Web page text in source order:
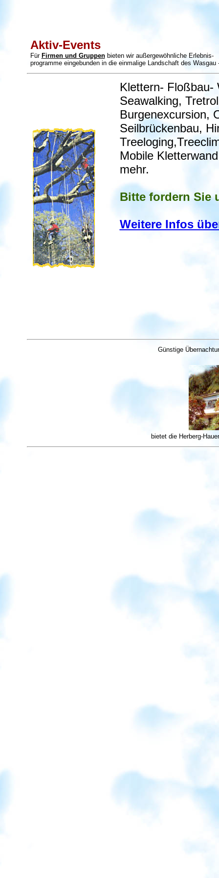
Aktiv-Events
Für Firmen und Gruppenbieten wir außergewöhnliche Erlebnis-
programme eingebunden in die einmalige Landschaft des Wasgau
Klettern- Floßbau-
Seawalking,
Burgenexcursion,
Seilbrückenbau,
Mobile
mehr.
Bitte fordern Sie
Weitere Infos
Günstige
bietet die Herberg-